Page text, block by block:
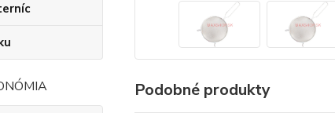
Podobné produkty